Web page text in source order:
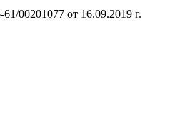
00201077 от 16.09.2019 г.